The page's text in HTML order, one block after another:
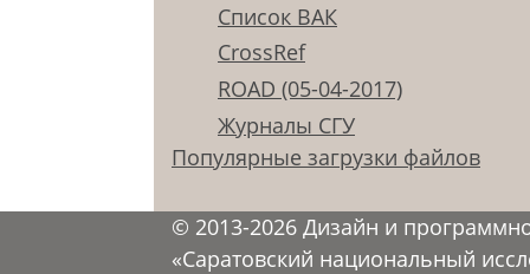
Список ВАК
CrossRef
ROAD (05-04-2017)
Журналы СГУ
Популярные загрузки файлов
© 2013-2026 Дизайн и
«Саратовский национальный